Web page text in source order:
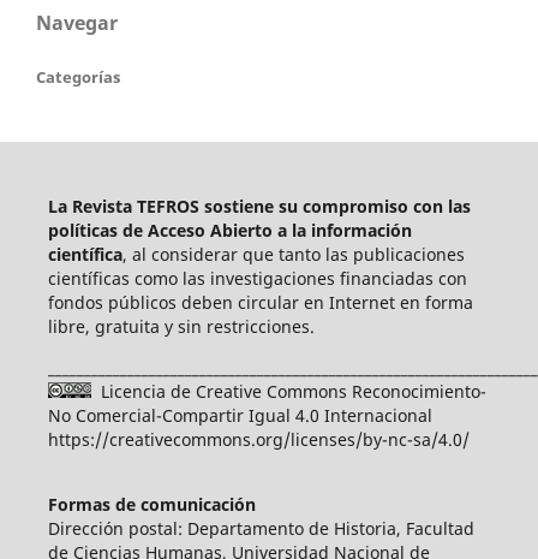
Navegar
Categorías
La Revista TEFROS sostiene su compromiso con las
políticas de Acceso Abierto a la información
científica, al considerar que tanto las publicaciones
científicas como las investigaciones financiadas con
fondos públicos deben circular en Internet en forma
libre, gratuita y sin restricciones.
Licencia de Creative Commons Reconocimiento-
No Comercial-Compartir Igual 4.0 Internacional
https://creativecommons.org/licenses/by-nc-sa/4.0/
Formas de comunicación
Dirección postal: Departamento de Historia, Facultad
de Ciencias Humanas, Universidad Nacional de